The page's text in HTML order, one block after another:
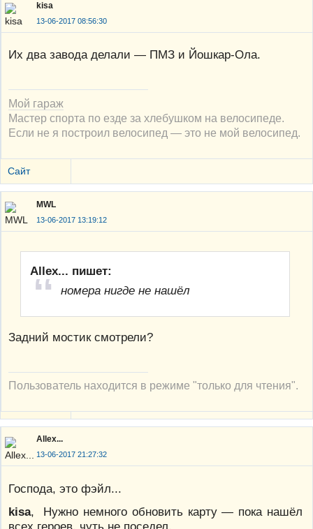
kisa
13-06-2017 08:56:30
Их два завода делали — ПМЗ и Йошкар-Ола.
Мой гараж
Мастер спорта по езде за хлебушком на велосипеде.
Если не я построил велосипед — это не мой велосипед.
Сайт
MWL
13-06-2017 13:19:12
Allex... пишет:
номера нигде не нашёл
Задний мостик смотрели?
Пользователь находится в режиме "только для чтения".
Allex...
13-06-2017 21:27:32
Господа, это фэйл...
kisa, Нужно немного обновить карту — пока нашёл
всех героев, чуть не поседел.